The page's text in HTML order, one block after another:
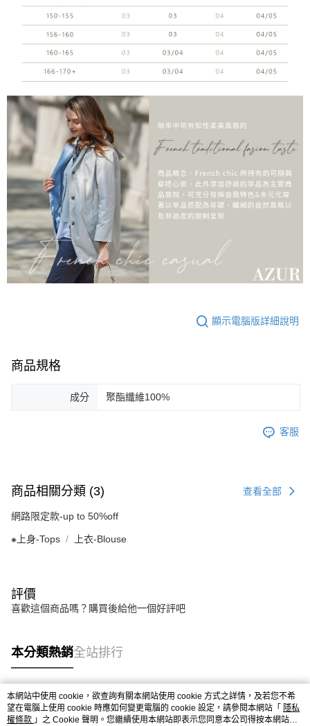
顯示電腦版詳細說明
商品規格
成分 聚酯纖維100%
客服
商品相關分類 (3) 查看全部
網路限定款-up to 50%off
⁕上身-Tops 上衣-Blouse
評價
喜歡這個商品嗎？購買後給他一個好評吧
本分類熱銷全站排行
熱門標籤
本網站中使用 cookie，欲查詢有關本網站使用 cookie 方式之詳情，及若您不希
望在電腦上使用 cookie 時應如何變更電腦的 cookie 設定，請參閱本網站「 隱私
權條款 」之 Cookie 聲明。您繼續使用本網站即表示您同意本公司得按本網站使